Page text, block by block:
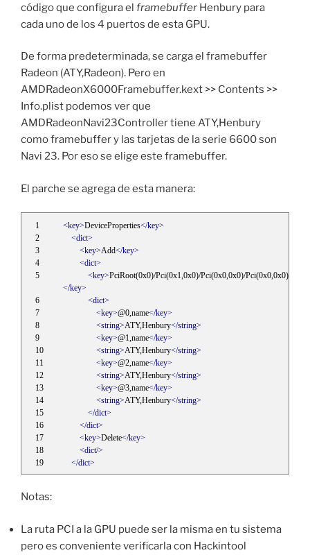
código que configura el framebuffer Henbury para
cada uno de los 4 puertos de esta GPU.
De forma predeterminada, se carga el framebuffer
Radeon (ATY,Radeon). Pero en
AMDRadeonX6000Framebuffer.kext >> Contents >>
Info.plist podemos ver que
AMDRadeonNavi23Controller tiene ATY,Henbury
como framebuffer y las tarjetas de la serie 6600 son
Navi 23. Por eso se elige este framebuffer.
El parche se agrega de esta manera:
<key>DeviceProperties</key>
<dict>
<key>Add</key>
<dict>
<key>PciRoot(0x0)/Pci(0x1,0x0)/Pci(0x0,0x0)/Pci(0x0,0x0)/
</key>
<dict>
<key>@0,name</key>
<string>ATY,Henbury</string>
<key>@1,name</key>
<string>ATY,Henbury</string>
<key>@2,name</key>
<string>ATY,Henbury</string>
<key>@3,name</key>
<string>ATY,Henbury</string>
</dict>
</dict>
<key>Delete</key>
<dict/>
</dict>
Notas:
La ruta PCI a la GPU puede ser la misma en tu sistema
pero es conveniente verificarla con Hackintool